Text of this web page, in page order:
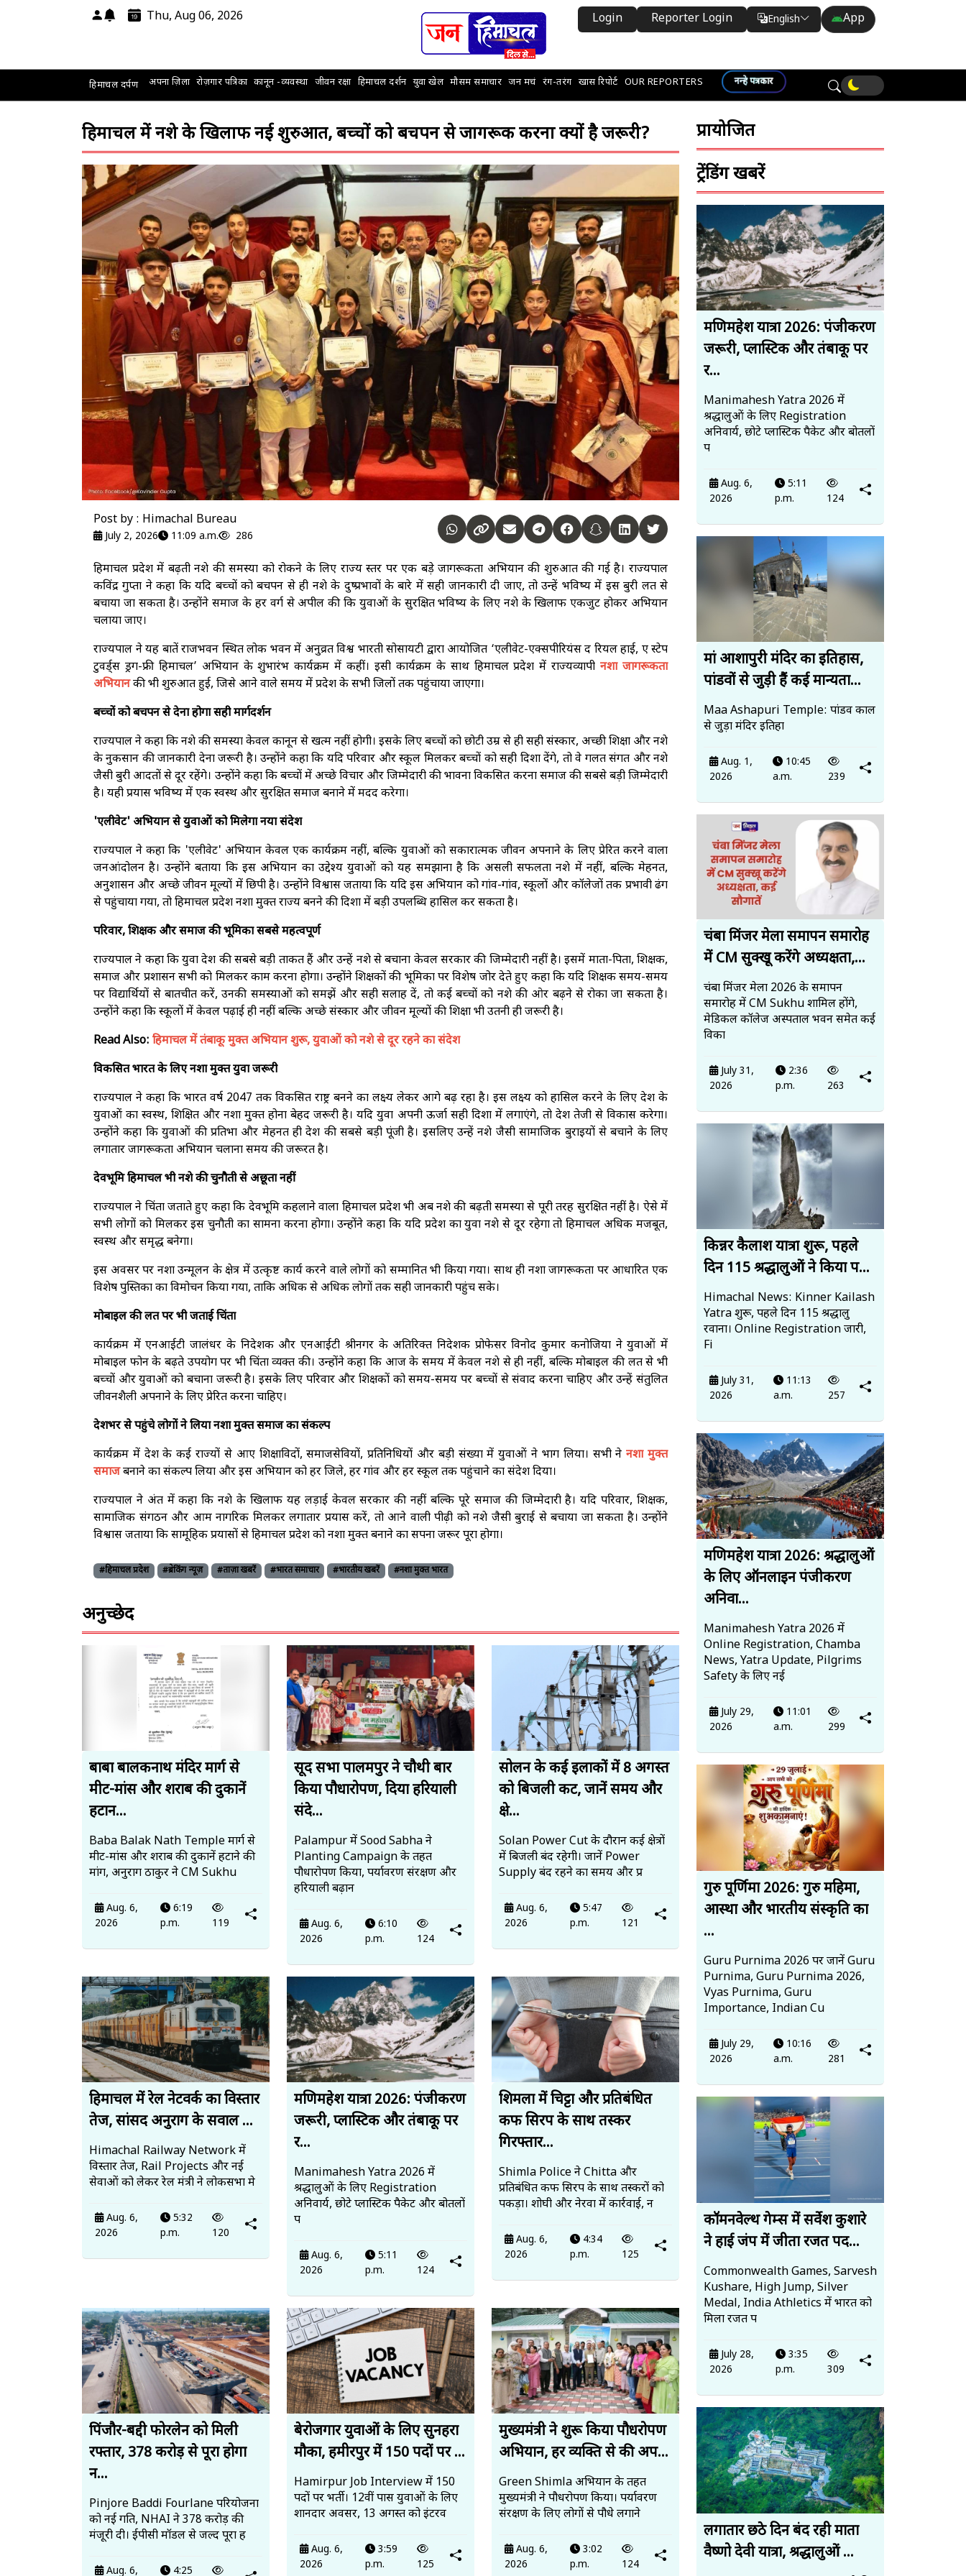
Thu, Aug 06, 2026 Login Reporter Login English
Translate
App
हिमाचल दर्पण अपना ज़िला रोज़गार पत्रिका कानून -व्यवस्था जीवन रक्षा हिमाचल दर्शन युवा खेल मौसम समाचार जन मचं रंग-तरंग खास रिपोर्ट OUR REPORTERS नन्हे पत्रकार
हिमाचल में नशे के खिलाफ नई शुरुआत, बच्चों को बचपन से जागरूक करना क्यों है जरूरी?
Post by : Himachal Bureau
July 2, 2026 11:09 a.m. 286
हिमाचल प्रदेश में बढ़ती नशे की समस्या को रोकने के लिए राज्य स्तर पर एक बड़े जागरूकता अभियान की शुरुआत की गई है। राज्यपाल
कविंद्र गुप्ता ने कहा कि यदि बच्चों को बचपन से ही नशे के दुष्प्रभावों के बारे में सही जानकारी दी जाए, तो उन्हें भविष्य में इस बुरी लत से
बचाया जा सकता है। उन्होंने समाज के हर वर्ग से अपील की कि युवाओं के सुरक्षित भविष्य के लिए नशे के खिलाफ एकजुट होकर अभियान
चलाया जाए।
राज्यपाल ने यह बातें राजभवन स्थित लोक भवन में अनुव्रत विश्व भारती सोसायटी द्वारा आयोजित ‘एलीवेट-एक्सपीरियंस द रियल हाई, ए स्टेप
टुवर्ड्स ड्रग-फ्री हिमाचल’ अभियान के शुभारंभ कार्यक्रम में कहीं। इसी कार्यक्रम के साथ हिमाचल प्रदेश में राज्यव्यापी नशा जागरूकता
अभियानकी भी शुरुआत हुई, जिसे आने वाले समय में प्रदेश के सभी जिलों तक पहुंचाया जाएगा।
बच्चों को बचपन से देना होगा सही मार्गदर्शन
राज्यपाल ने कहा कि नशे की समस्या केवल कानून से खत्म नहीं होगी। इसके लिए बच्चों को छोटी उम्र से ही सही संस्कार, अच्छी शिक्षा और नशे
के नुकसान की जानकारी देना जरूरी है। उन्होंने कहा कि यदि परिवार और स्कूल मिलकर बच्चों को सही दिशा देंगे, तो वे गलत संगत और नशे
जैसी बुरी आदतों से दूर रहेंगे। उन्होंने कहा कि बच्चों में अच्छे विचार और जिम्मेदारी की भावना विकसित करना समाज की सबसे बड़ी जिम्मेदारी
है। यही प्रयास भविष्य में एक स्वस्थ और सुरक्षित समाज बनाने में मदद करेगा।
'एलीवेट' अभियान से युवाओं को मिलेगा नया संदेश
राज्यपाल ने कहा कि 'एलीवेट' अभियान केवल एक कार्यक्रम नहीं, बल्कि युवाओं को सकारात्मक जीवन अपनाने के लिए प्रेरित करने वाला
जनआंदोलन है। उन्होंने बताया कि इस अभियान का उद्देश्य युवाओं को यह समझाना है कि असली सफलता नशे में नहीं, बल्कि मेहनत,
अनुशासन और अच्छे जीवन मूल्यों में छिपी है। उन्होंने विश्वास जताया कि यदि इस अभियान को गांव-गांव, स्कूलों और कॉलेजों तक प्रभावी ढंग
से पहुंचाया गया, तो हिमाचल प्रदेश नशा मुक्त राज्य बनने की दिशा में बड़ी उपलब्धि हासिल कर सकता है।
परिवार, शिक्षक और समाज की भूमिका सबसे महत्वपूर्ण
राज्यपाल ने कहा कि युवा देश की सबसे बड़ी ताकत हैं और उन्हें नशे से बचाना केवल सरकार की जिम्मेदारी नहीं है। इसमें माता-पिता, शिक्षक,
समाज और प्रशासन सभी को मिलकर काम करना होगा। उन्होंने शिक्षकों की भूमिका पर विशेष जोर देते हुए कहा कि यदि शिक्षक समय-समय
पर विद्यार्थियों से बातचीत करें, उनकी समस्याओं को समझें और सही सलाह दें, तो कई बच्चों को नशे की ओर बढ़ने से रोका जा सकता है।
उन्होंने कहा कि स्कूलों में केवल पढ़ाई ही नहीं बल्कि अच्छे संस्कार और जीवन मूल्यों की शिक्षा भी उतनी ही जरूरी है।
Read Also: हिमाचल में तंबाकू मुक्त अभियान शुरू, युवाओं को नशे से दूर रहने का संदेश
विकसित भारत के लिए नशा मुक्त युवा जरूरी
राज्यपाल ने कहा कि भारत वर्ष 2047 तक विकसित राष्ट्र बनने का लक्ष्य लेकर आगे बढ़ रहा है। इस लक्ष्य को हासिल करने के लिए देश के
युवाओं का स्वस्थ, शिक्षित और नशा मुक्त होना बेहद जरूरी है। यदि युवा अपनी ऊर्जा सही दिशा में लगाएंगे, तो देश तेजी से विकास करेगा।
उन्होंने कहा कि युवाओं की प्रतिभा और मेहनत ही देश की सबसे बड़ी पूंजी है। इसलिए उन्हें नशे जैसी सामाजिक बुराइयों से बचाने के लिए
लगातार जागरूकता अभियान चलाना समय की जरूरत है।
देवभूमि हिमाचल भी नशे की चुनौती से अछूता नहीं
राज्यपाल ने चिंता जताते हुए कहा कि देवभूमि कहलाने वाला हिमाचल प्रदेश भी अब नशे की बढ़ती समस्या से पूरी तरह सुरक्षित नहीं है। ऐसे में
सभी लोगों को मिलकर इस चुनौती का सामना करना होगा। उन्होंने कहा कि यदि प्रदेश का युवा नशे से दूर रहेगा तो हिमाचल अधिक मजबूत,
स्वस्थ और समृद्ध बनेगा।
इस अवसर पर नशा उन्मूलन के क्षेत्र में उत्कृष्ट कार्य करने वाले लोगों को सम्मानित भी किया गया। साथ ही नशा जागरूकता पर आधारित एक
विशेष पुस्तिका का विमोचन किया गया, ताकि अधिक से अधिक लोगों तक सही जानकारी पहुंच सके।
मोबाइल की लत पर भी जताई चिंता
कार्यक्रम में एनआईटी जालंधर के निदेशक और एनआईटी श्रीनगर के अतिरिक्त निदेशक प्रोफेसर विनोद कुमार कनोजिया ने युवाओं में
मोबाइल फोन के बढ़ते उपयोग पर भी चिंता व्यक्त की। उन्होंने कहा कि आज के समय में केवल नशे से ही नहीं, बल्कि मोबाइल की लत से भी
बच्चों और युवाओं को बचाना जरूरी है। इसके लिए परिवार और शिक्षकों को समय-समय पर बच्चों से संवाद करना चाहिए और उन्हें संतुलित
जीवनशैली अपनाने के लिए प्रेरित करना चाहिए।
देशभर से पहुंचे लोगों ने लिया नशा मुक्त समाज का संकल्प
कार्यक्रम में देश के कई राज्यों से आए शिक्षाविदों, समाजसेवियों, प्रतिनिधियों और बड़ी संख्या में युवाओं ने भाग लिया। सभी ने नशा मुक्त
समाजबनाने का संकल्प लिया और इस अभियान को हर जिले, हर गांव और हर स्कूल तक पहुंचाने का संदेश दिया।
राज्यपाल ने अंत में कहा कि नशे के खिलाफ यह लड़ाई केवल सरकार की नहीं बल्कि पूरे समाज की जिम्मेदारी है। यदि परिवार, शिक्षक,
सामाजिक संगठन और आम नागरिक मिलकर लगातार प्रयास करें, तो आने वाली पीढ़ी को नशे जैसी बुराई से बचाया जा सकता है। उन्होंने
विश्वास जताया कि सामूहिक प्रयासों से हिमाचल प्रदेश को नशा मुक्त बनाने का सपना जरूर पूरा होगा।
#हिमाचल प्रदेश #ब्रेकिंग न्यूज़ #ताज़ा खबरें #भारत समाचार #भारतीय खबरें #नशा मुक्त भारत
अनुच्छेद
बाबा बालकनाथ मंदिर मार्ग से
मीट-मांस और शराब की दुकानें
हटान...
Baba Balak Nath Temple मार्ग से
मीट-मांस और शराब की दुकानें हटाने की
मांग, अनुराग ठाकुर ने CM Sukhu
Aug. 6,
2026
6:19
p.m.
119
सूद सभा पालमपुर ने चौथी बार
किया पौधारोपण, दिया हरियाली
संदे...
Palampur में Sood Sabha ने
Planting Campaign के तहत
पौधारोपण किया, पर्यावरण संरक्षण और
हरियाली बढ़ान
Aug. 6,
2026
6:10
p.m.
124
सोलन के कई इलाकों में 8 अगस्त
को बिजली कट, जानें समय और
क्षे...
Solan Power Cut के दौरान कई क्षेत्रों
में बिजली बंद रहेगी। जानें Power
Supply बंद रहने का समय और प्र
Aug. 6,
2026
5:47
p.m.
121
हिमाचल में रेल नेटवर्क का विस्तार
तेज, सांसद अनुराग के सवाल ...
Himachal Railway Network में
विस्तार तेज, Rail Projects और नई
सेवाओं को लेकर रेल मंत्री ने लोकसभा मे
Aug. 6,
2026
5:32
p.m.
120
मणिमहेश यात्रा 2026: पंजीकरण
जरूरी, प्लास्टिक और तंबाकू पर
र...
Manimahesh Yatra 2026 में
श्रद्धालुओं के लिए Registration
अनिवार्य, छोटे प्लास्टिक पैकेट और बोतलों
प
Aug. 6,
2026
5:11
p.m.
124
शिमला में चिट्टा और प्रतिबंधित
कफ सिरप के साथ तस्कर
गिरफ्तार...
Shimla Police ने Chitta और
प्रतिबंधित कफ सिरप के साथ तस्करों को
पकड़ा। शोघी और नेरवा में कार्रवाई, न
Aug. 6,
2026
4:34
p.m.
125
पिंजौर-बद्दी फोरलेन को मिली
रफ्तार, 378 करोड़ से पूरा होगा
न...
Pinjore Baddi Fourlane परियोजना
को नई गति, NHAI ने 378 करोड़ की
मंजूरी दी। ईपीसी मॉडल से जल्द पूरा ह
Aug. 6, 4:25
बेरोजगार युवाओं के लिए सुनहरा
मौका, हमीरपुर में 150 पदों पर ...
Hamirpur Job Interview में 150
पदों पर भर्ती। 12वीं पास युवाओं के लिए
शानदार अवसर, 13 अगस्त को इंटरव
Aug. 6,
2026
3:59
p.m.
125
मुख्यमंत्री ने शुरू किया पौधरोपण
अभियान, हर व्यक्ति से की अप...
Green Shimla अभियान के तहत
मुख्यमंत्री ने पौधरोपण किया। पर्यावरण
संरक्षण के लिए लोगों से पौधे लगाने
Aug. 6,
2026
3:02
p.m.
124
प्रायोजित
ट्रेंडिंग खबरें
मणिमहेश यात्रा 2026: पंजीकरण
जरूरी, प्लास्टिक और तंबाकू पर
र...
Manimahesh Yatra 2026 में
श्रद्धालुओं के लिए Registration
अनिवार्य, छोटे प्लास्टिक पैकेट और बोतलों
प
Aug. 6,
2026
5:11
p.m.
124
मां आशापुरी मंदिर का इतिहास,
पांडवों से जुड़ी हैं कई मान्यता...
Maa Ashapuri Temple: पांडव काल
से जुड़ा मंदिर इतिहा
Aug. 1,
2026
10:45
a.m.
239
चंबा मिंजर मेला समापन समारोह
में CM सुक्खू करेंगे अध्यक्षता,...
चंबा मिंजर मेला 2026 के समापन
समारोह में CM Sukhu शामिल होंगे,
मेडिकल कॉलेज अस्पताल भवन समेत कई
विका
July 31,
2026
2:36
p.m.
263
किन्नर कैलाश यात्रा शुरू, पहले
दिन 115 श्रद्धालुओं ने किया प...
Himachal News: Kinner Kailash
Yatra शुरू, पहले दिन 115 श्रद्धालु
रवाना। Online Registration जारी,
Fi
July 31,
2026
11:13
a.m.
257
मणिमहेश यात्रा 2026: श्रद्धालुओं
के लिए ऑनलाइन पंजीकरण
अनिवा...
Manimahesh Yatra 2026 में
Online Registration, Chamba
News, Yatra Update, Pilgrims
Safety के लिए नई
July 29,
2026
11:01
a.m.
299
गुरु पूर्णिमा 2026: गुरु महिमा,
आस्था और भारतीय संस्कृति का
...
Guru Purnima 2026 पर जानें Guru
Purnima, Guru Purnima 2026,
Vyas Purnima, Guru
Importance, Indian Cu
July 29,
2026
10:16
a.m.
281
कॉमनवेल्थ गेम्स में सर्वेश कुशारे
ने हाई जंप में जीता रजत पद...
Commonwealth Games, Sarvesh
Kushare, High Jump, Silver
Medal, India Athletics में भारत को
मिला रजत प
July 28,
2026
3:35
p.m.
309
लगातार छठे दिन बंद रही माता
वैष्णो देवी यात्रा, श्रद्धालुओं ...